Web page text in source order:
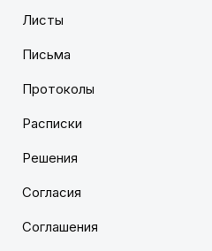
Листы
Письма
Протоколы
Расписки
Решения
Согласия
Соглашения